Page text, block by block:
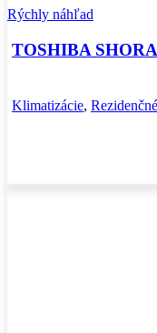
Rýchly náhľad
TOSHIBA
Klimatizácie,